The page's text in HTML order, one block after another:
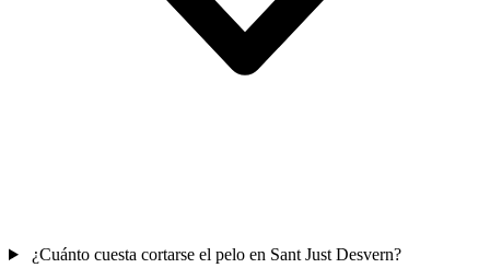
¿Cuánto cuesta cortarse el pelo en Sant Just Desvern?